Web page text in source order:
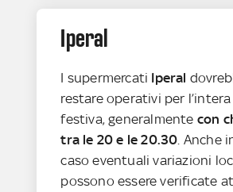
Iperal
I supermercati Iperal
restare operativi per
festiva, generalmente con
tra le 20 e le 20.30 . Anche
caso eventuali variazioni
possono essere verificate